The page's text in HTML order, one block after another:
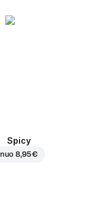
Spicy
nuo8,95 €